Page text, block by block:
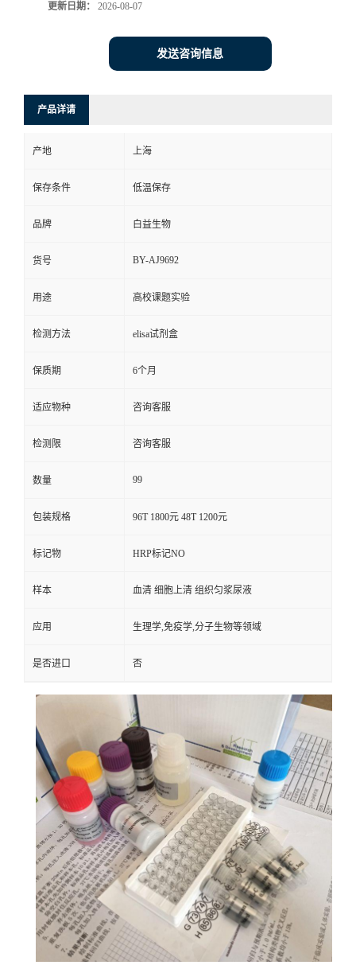
更新日期： 2026-08-07
发送咨询信息
产品详请
产地 上海
保存条件 低温保存
品牌 白益生物
货号 BY-AJ9692
用途 高校课题实验
检测方法 elisa试剂盒
保质期 6个月
适应物种 咨询客服
检测限 咨询客服
数量 99
包装规格 96T 1800元 48T 1200元
标记物 HRP标记NO
样本 血清 细胞上清 组织匀浆尿液
应用 生理学,免疫学,分子生物等领域
是否进口 否